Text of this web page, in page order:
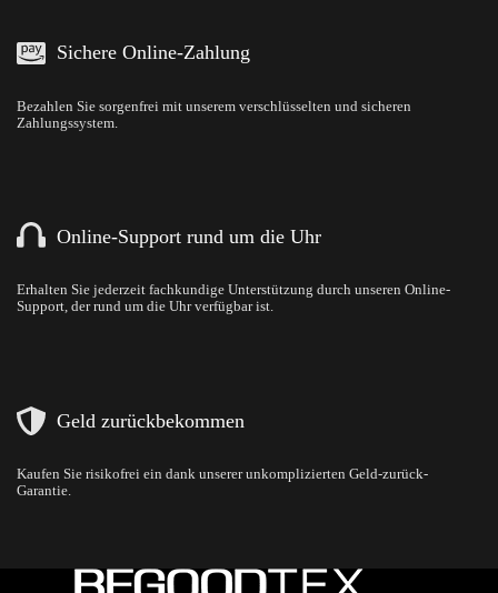
Sichere Online-Zahlung
Bezahlen Sie sorgenfrei mit unserem verschlüsselten und sicheren
Zahlungssystem.
Online-Support rund um die Uhr
Erhalten Sie jederzeit fachkundige Unterstützung durch unseren Online-
Support, der rund um die Uhr verfügbar ist.
Geld zurückbekommen
Kaufen Sie risikofrei ein dank unserer unkomplizierten Geld-zurück-
Garantie.